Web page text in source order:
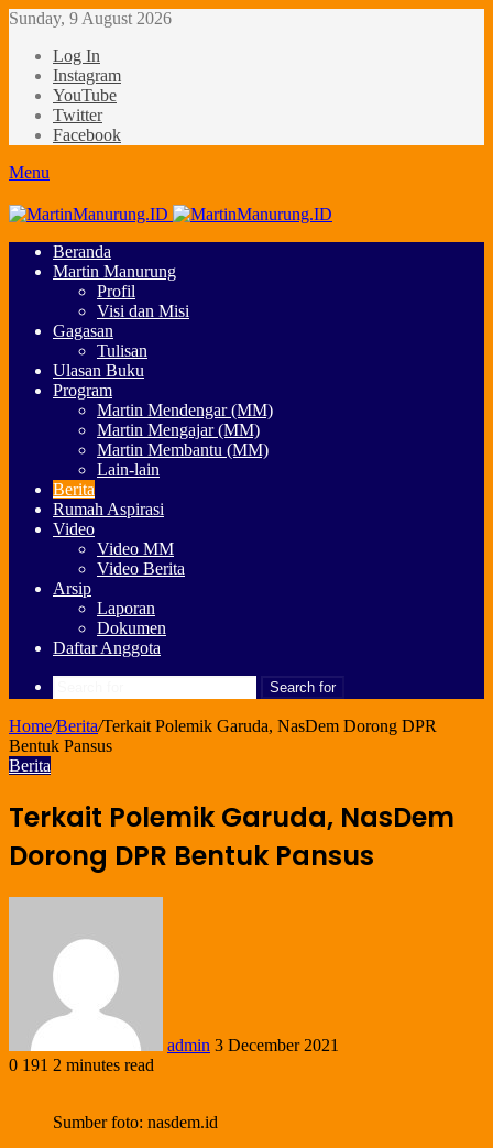
Sunday, 9 August 2026
Log In
Instagram
YouTube
Twitter
Facebook
Menu
Beranda
Martin Manurung
Profil
Visi dan Misi
Gagasan
Tulisan
Ulasan Buku
Program
Martin Mendengar (MM)
Martin Mengajar (MM)
Martin Membantu (MM)
Lain-lain
Berita
Rumah Aspirasi
Video
Video MM
Video Berita
Arsip
Laporan
Dokumen
Daftar Anggota
Search for
Home/Berita/Terkait Polemik Garuda, NasDem Dorong DPR
Bentuk Pansus
Berita
Terkait Polemik Garuda, NasDem
Dorong DPR Bentuk Pansus
admin 3 December 2021
0 191 2 minutes read
Sumber foto: nasdem.id